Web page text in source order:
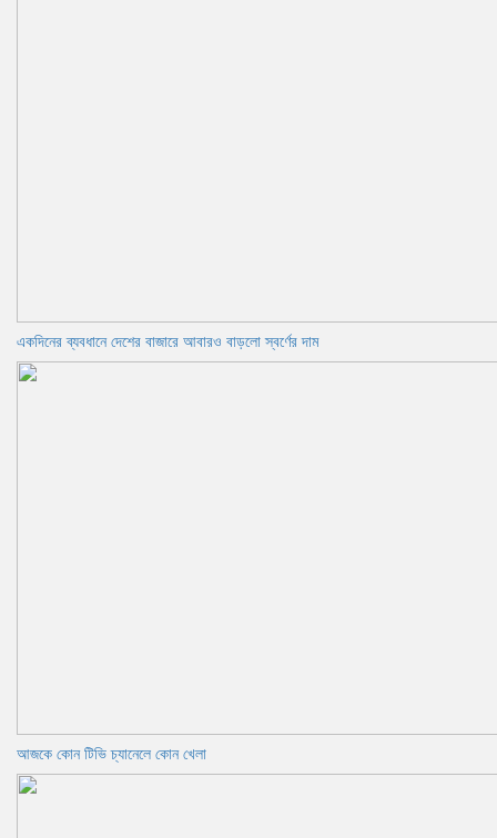
একদিনের ব্যবধানে দেশের বাজারে আবারও বাড়লো স্বর্ণের দাম
আজকে কোন টিভি চ্যানেলে কোন খেলা